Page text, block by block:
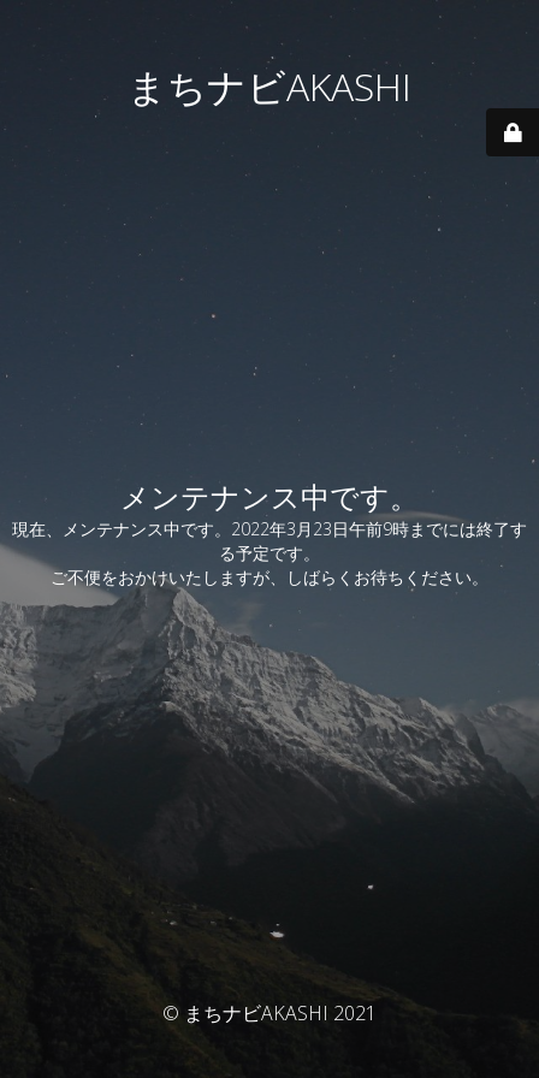
まちナビAKASHI
メンテナンス中です。
現在、メンテナンス中です。2022年3月23日午前9時までには終了す
る予定です。
ご不便をおかけいたしますが、しばらくお待ちください。
© まちナビAKASHI 2021